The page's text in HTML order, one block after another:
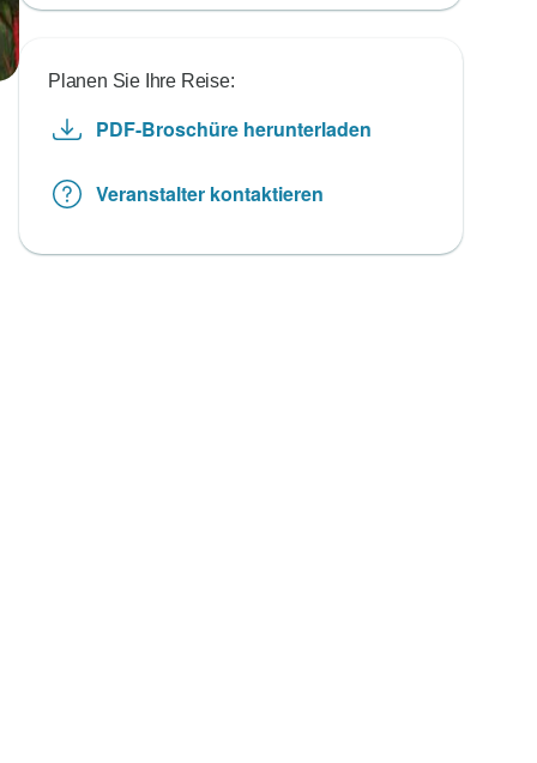
Planen Sie Ihre Reise:
PDF-Broschüre herunterladen
Veranstalter kontaktieren